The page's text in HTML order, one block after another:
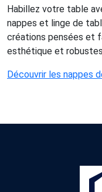
Habillez votre table
nappes et linge de
créations pensées et
esthétique et
Découvrir les nappes